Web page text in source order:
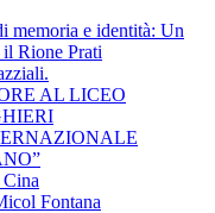
memoria e identità: Un
Rione Prati
AL LICEO
Fontana